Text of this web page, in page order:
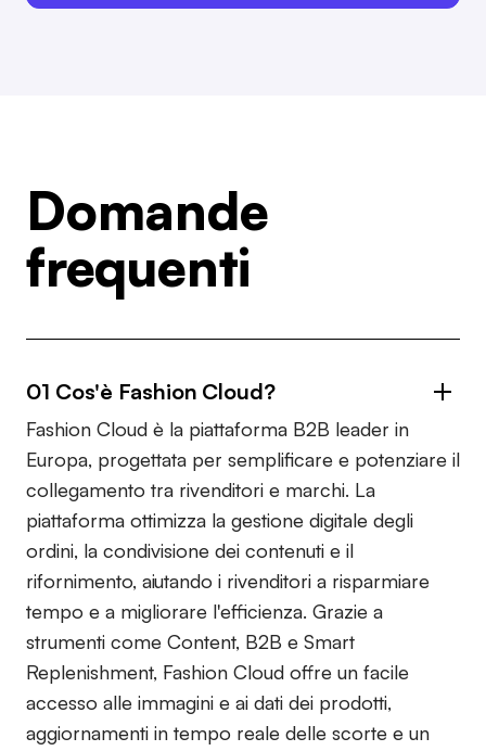
Domande
frequenti
01 Cos'è Fashion Cloud?
Fashion Cloud è la piattaforma B2B leader in
Europa, progettata per semplificare e potenziare il
collegamento tra rivenditori e marchi. La
piattaforma ottimizza la gestione digitale degli
ordini, la condivisione dei contenuti e il
rifornimento, aiutando i rivenditori a risparmiare
tempo e a migliorare l'efficienza. Grazie a
strumenti come Content, B2B e Smart
Replenishment, Fashion Cloud offre un facile
accesso alle immagini e ai dati dei prodotti,
aggiornamenti in tempo reale delle scorte e un